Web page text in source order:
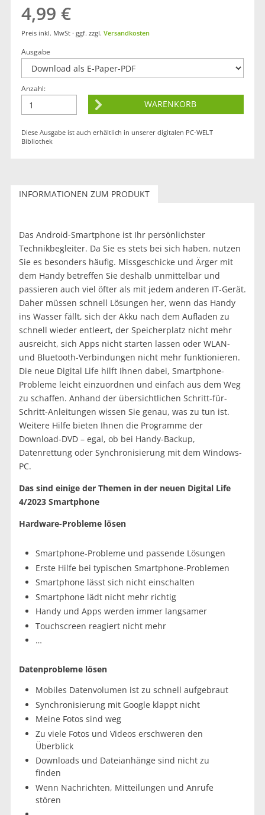
4,99 €
Preis inkl. MwSt · ggf. zzgl. Versandkosten
Ausgabe
Anzahl:
Diese Ausgabe ist auch erhältlich in unserer digitalen PC-WELT
Bibliothek
INFORMATIONEN ZUM PRODUKT
Das Android-Smartphone ist Ihr persönlichster
Technikbegleiter. Da Sie es stets bei sich haben, nutzen
Sie es besonders häufig. Missgeschicke und Ärger mit
dem Handy betreffen Sie deshalb unmittelbar und
passieren auch viel öfter als mit jedem anderen IT-Gerät.
Daher müssen schnell Lösungen her, wenn das Handy
ins Wasser fällt, sich der Akku nach dem Aufladen zu
schnell wieder entleert, der Speicherplatz nicht mehr
ausreicht, sich Apps nicht starten lassen oder WLAN-
und Bluetooth-Verbindungen nicht mehr funktionieren.
Die neue Digital Life hilft Ihnen dabei, Smartphone-
Probleme leicht einzuordnen und einfach aus dem Weg
zu schaffen. Anhand der übersichtlichen Schritt-für-
Schritt-Anleitungen wissen Sie genau, was zu tun ist.
Weitere Hilfe bieten Ihnen die Programme der
Download-DVD – egal, ob bei Handy-Backup,
Datenrettung oder Synchronisierung mit dem Windows-
PC.
Das sind einige der Themen in der neuen Digital Life
4/2023 Smartphone
Hardware-Probleme lösen
Smartphone-Probleme und passende Lösungen
Erste Hilfe bei typischen Smartphone-Problemen
Smartphone lässt sich nicht einschalten
Smartphone lädt nicht mehr richtig
Handy und Apps werden immer langsamer
Touchscreen reagiert nicht mehr
…
Datenprobleme lösen
Mobiles Datenvolumen ist zu schnell aufgebraut
Synchronisierung mit Google klappt nicht
Meine Fotos sind weg
Zu viele Fotos und Videos erschweren den
Überblick
Downloads und Dateianhänge sind nicht zu
finden
Wenn Nachrichten, Mitteilungen und Anrufe
stören